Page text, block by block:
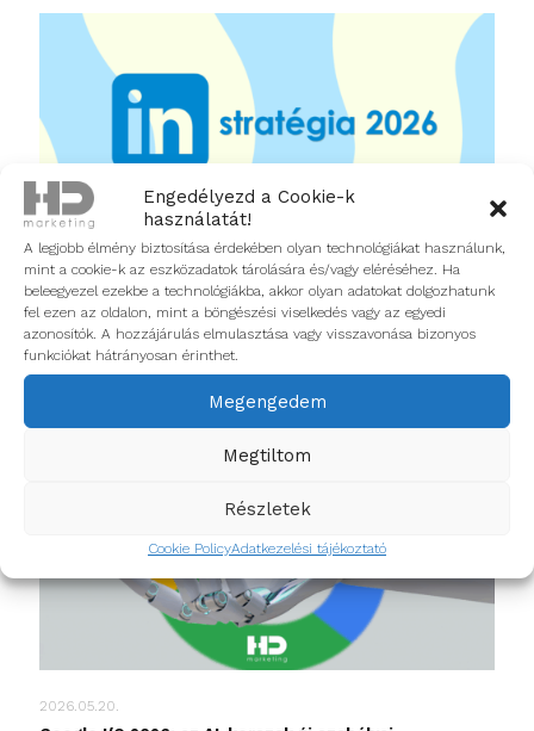
Engedélyezd a Cookie-k
használatát!
A legjobb élmény biztosítása érdekében olyan technológiákat használunk,
mint a cookie-k az eszközadatok tárolására és/vagy eléréséhez. Ha
beleegyezel ezekbe a technológiákba, akkor olyan adatokat dolgozhatunk
fel ezen az oldalon, mint a böngészési viselkedés vagy az egyedi
azonosítók. A hozzájárulás elmulasztása vagy visszavonása bizonyos
funkciókat hátrányosan érinthet.
Megengedem
Megtiltom
Részletek
Cookie PolicyAdatkezelési tájékoztató
2026.07.29.
Mit jutalmaz ma a LinkedIn algoritmus?
Tovább
2026.05.20.